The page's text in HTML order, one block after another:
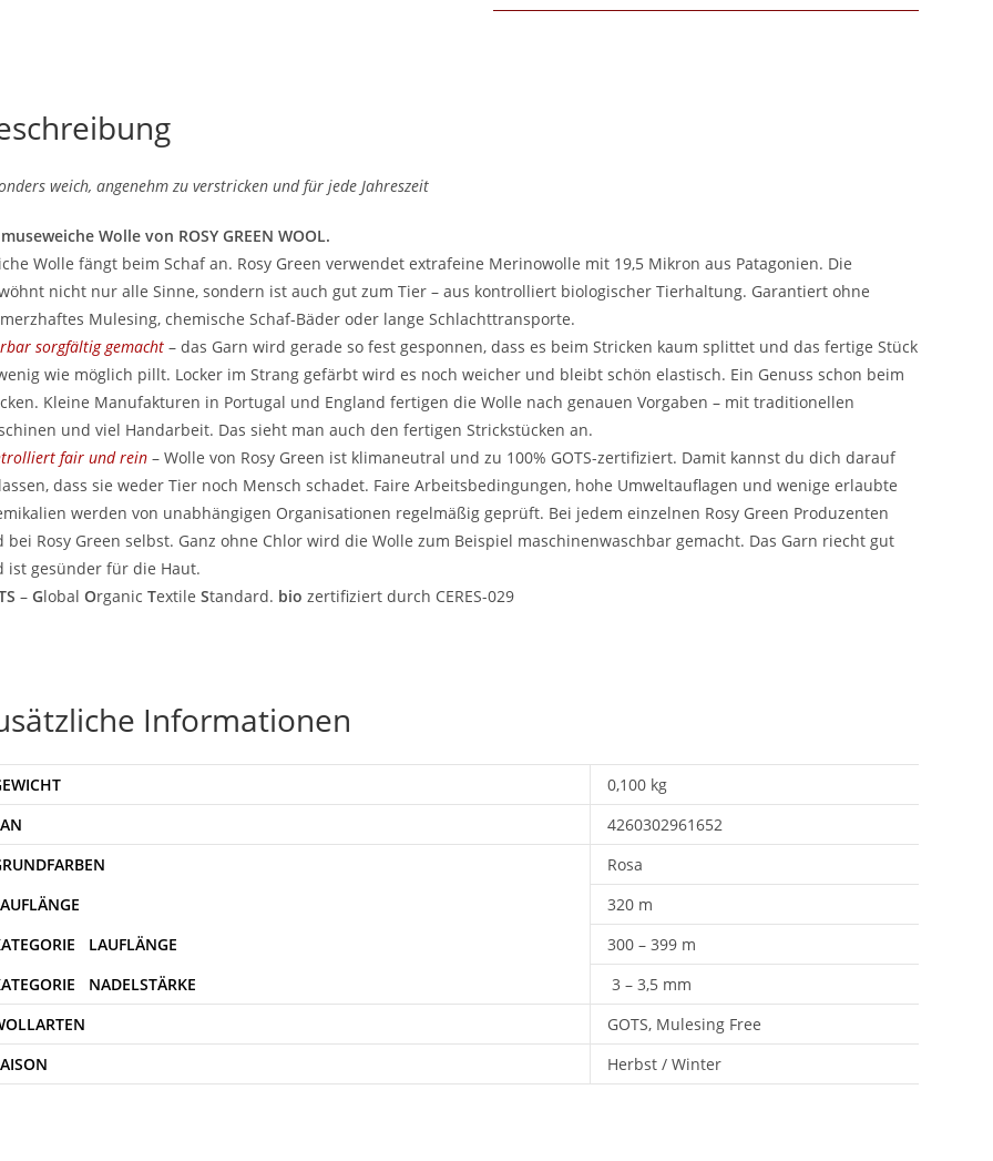
weich, angenehm zu verstricken und für jede Jahreszeit
Wolle von ROSY GREEN WOOL.
Wolle fängt beim Schaf an. Rosy Green verwendet extrafeine Merinowolle mit 19,5 Mikron aus Patagonien. Die
nicht nur alle Sinne, sondern ist auch gut zum Tier – aus kontrolliert biologischer Tierhaltung. Garantiert ohne
Mulesing, chemische Schaf-Bäder oder lange Schlachttransporte.
sorgfältig gemacht– das Garn wird gerade so fest gesponnen, dass es beim Stricken kaum splittet und das fertige Stück
wie möglich pillt. Locker im Strang gefärbt wird es noch weicher und bleibt schön elastisch. Ein Genuss schon beim
Kleine Manufakturen in Portugal und England fertigen die Wolle nach genauen Vorgaben – mit traditionellen
und viel Handarbeit. Das sieht man auch den fertigen Strickstücken an.
fair und rein– Wolle von Rosy Green ist klimaneutral und zu 100% GOTS-zertifiziert. Damit kannst du dich darauf
dass sie weder Tier noch Mensch schadet. Faire Arbeitsbedingungen, hohe Umweltauflagen und wenige erlaubte
werden von unabhängigen Organisationen regelmäßig geprüft. Bei jedem einzelnen Rosy Green Produzenten
bei Rosy Green selbst. Ganz ohne Chlor wird die Wolle zum Beispiel maschinenwaschbar gemacht. Das Garn riecht gut
ist gesünder für die Haut.
– Global Organic Textile Standard. bio zertifiziert durch CERES-029
Informationen
0,100 kg
4260302961652
Rosa
320 m
300 – 399 m
3 – 3,5 mm
GOTS, Mulesing Free
Herbst / Winter